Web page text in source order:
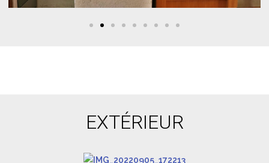
EXTÉRIEUR